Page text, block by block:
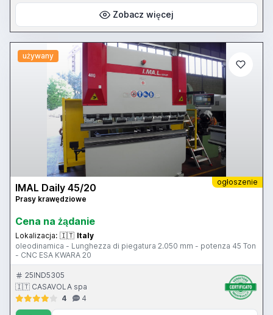
Zobacz więcej
używany
ogłoszenie
IMAL Daily 45/20
Prasy krawędziowe
Cena na żądanie
Lokalizacja: 🇮🇹 Italy
oleodinamica - Lunghezza di piegatura 2.050 mm - potenza 45 Ton
- CNC ESA KWARA 20
25IND5305
🇮🇹 CASAVOLA spa
4
4